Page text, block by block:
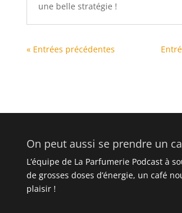
une belle stratégie !
« Entrées précédentes
On peut aussi se prendre un
L’équipe de La Parfumerie Podcast à
de grosses doses d’énergie, un café
plaisir !